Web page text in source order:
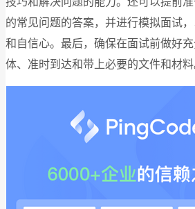
的常见问题的答案，并进行模拟面试
和自信心。最后，确保在面试前做好
体、准时到达和带上必要的文件和材料